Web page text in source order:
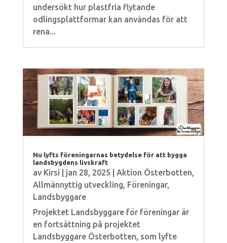
undersökt hur plastfria flytande
odlingsplattformar kan användas för att
rena...
Nu lyfts föreningarnas betydelse för att bygga
landsbygdens livskraft
av Kirsi jan 28, 2025 Aktion Österbotten,
Allmännyttig utveckling, Föreningar,
Landsbyggare
Projektet Landsbyggare för föreningar är
en fortsättning på projektet
Landsbyggare Österbotten, som lyfte